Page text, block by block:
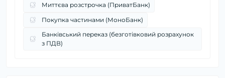
Миттєва розстрочка (ПриватБанк)
Покупка частинами (МоноБанк)
Банківський переказ (безготівковий розрахунок
з ПДВ)